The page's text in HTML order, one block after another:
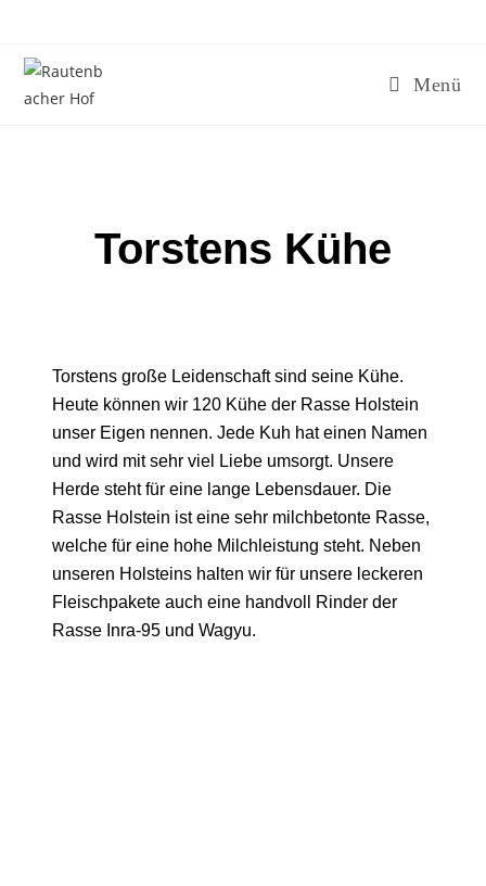
Menü
Torstens Kühe
Torstens große Leidenschaft sind seine Kühe.
Heute können wir 120 Kühe der Rasse Holstein
unser Eigen nennen. Jede Kuh hat einen Namen
und wird mit sehr viel Liebe umsorgt. Unsere
Herde steht für eine lange Lebensdauer. Die
Rasse Holstein ist eine sehr milchbetonte Rasse,
welche für eine hohe Milchleistung steht. Neben
unseren Holsteins halten wir für unsere leckeren
Fleischpakete auch eine handvoll Rinder der
Rasse Inra-95 und Wagyu.